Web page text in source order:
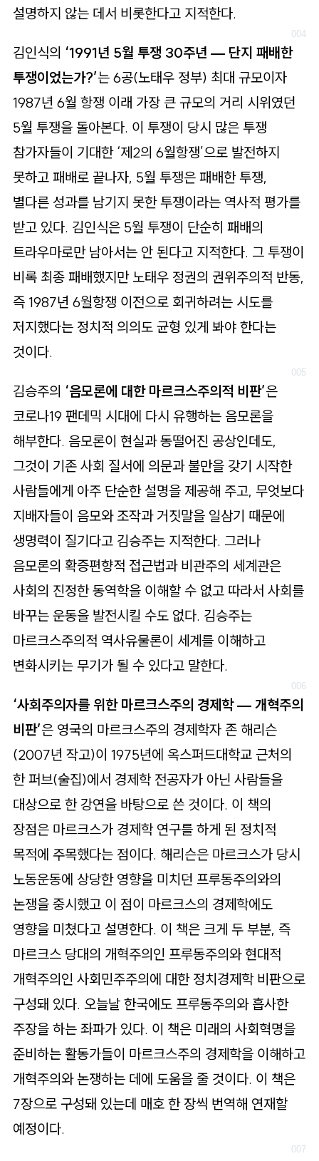
설명하지 않는 데서 비롯한다고 지적한다.
김인식의 ‘1991년 5월 투쟁 30주년 — 단지 패배한
투쟁이었는가?’는 6공(노태우 정부) 최대 규모이자
1987년 6월 항쟁 이래 가장 큰 규모의 거리 시위였던
5월 투쟁을 돌아본다. 이 투쟁이 당시 많은 투쟁
참가자들이 기대한 ‘제2의 6월항쟁’으로 발전하지
못하고 패배로 끝나자, 5월 투쟁은 패배한 투쟁,
별다른 성과를 남기지 못한 투쟁이라는 역사적 평가를
받고 있다. 김인식은 5월 투쟁이 단순히 패배의
트라우마로만 남아서는 안 된다고 지적한다. 그 투쟁이
비록 최종 패배했지만 노태우 정권의 권위주의적 반동,
즉 1987년 6월항쟁 이전으로 회귀하려는 시도를
저지했다는 정치적 의의도 균형 있게 봐야 한다는
것이다.
김승주의 ‘음모론에 대한 마르크스주의적 비판’은
코로나19 팬데믹 시대에 다시 유행하는 음모론을
해부한다. 음모론이 현실과 동떨어진 공상인데도,
그것이 기존 사회 질서에 의문과 불만을 갖기 시작한
사람들에게 아주 단순한 설명을 제공해 주고, 무엇보다
지배자들이 음모와 조작과 거짓말을 일삼기 때문에
생명력이 질기다고 김승주는 지적한다. 그러나
음모론의 확증편향적 접근법과 비관주의 세계관은
사회의 진정한 동역학을 이해할 수 없고 따라서 사회를
바꾸는 운동을 발전시킬 수도 없다. 김승주는
마르크스주의적 역사유물론이 세계를 이해하고
변화시키는 무기가 될 수 있다고 말한다.
‘사회주의자를 위한 마르크스주의 경제학 — 개혁주의
비판’은 영국의 마르크스주의 경제학자 존 해리슨
(2007년 작고)이 1975년에 옥스퍼드대학교 근처의
한 퍼브(술집)에서 경제학 전공자가 아닌 사람들을
대상으로 한 강연을 바탕으로 쓴 것이다. 이 책의
장점은 마르크스가 경제학 연구를 하게 된 정치적
목적에 주목했다는 점이다. 해리슨은 마르크스가 당시
노동운동에 상당한 영향을 미치던 프루동주의와의
논쟁을 중시했고 이 점이 마르크스의 경제학에도
영향을 미쳤다고 설명한다. 이 책은 크게 두 부분, 즉
마르크스 당대의 개혁주의인 프루동주의와 현대적
개혁주의인 사회민주주의에 대한 정치경제학 비판으로
구성돼 있다. 오늘날 한국에도 프루동주의와 흡사한
주장을 하는 좌파가 있다. 이 책은 미래의 사회혁명을
준비하는 활동가들이 마르크스주의 경제학을 이해하고
개혁주의와 논쟁하는 데에 도움을 줄 것이다. 이 책은
7장으로 구성돼 있는데 매호 한 장씩 번역해 연재할
예정이다.